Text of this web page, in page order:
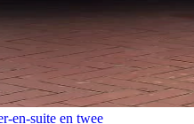
en-suite en twee